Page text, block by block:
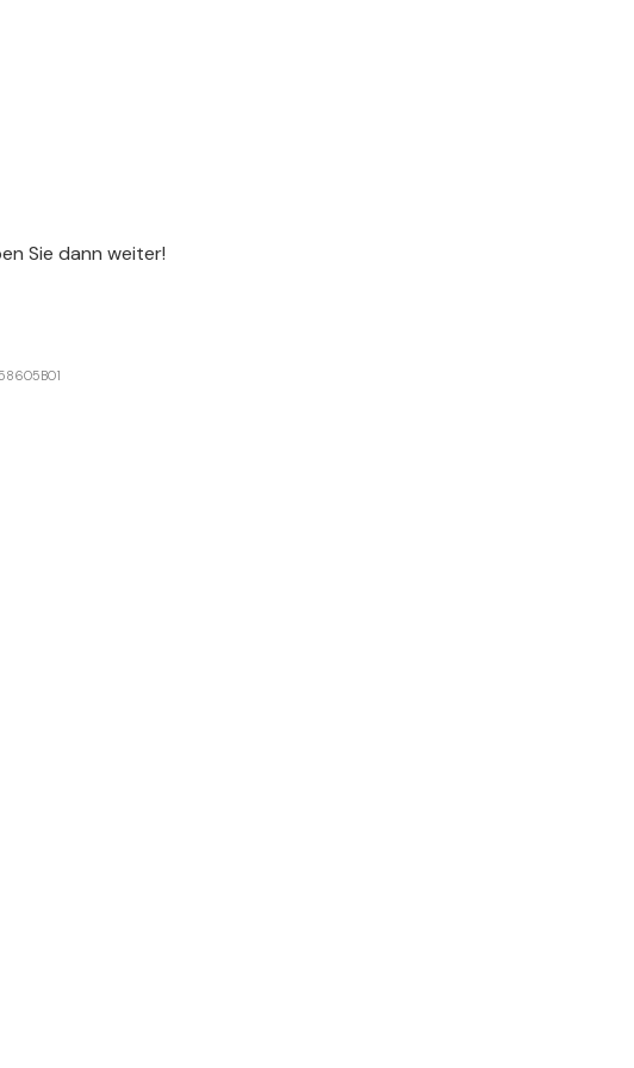
Sie dann weiter!